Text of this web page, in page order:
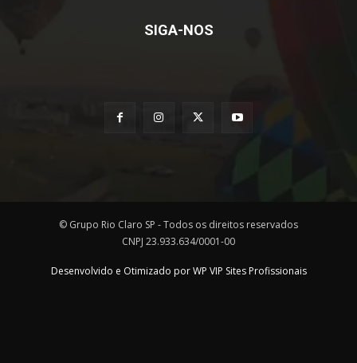
SIGA-NOS
© Grupo Rio Claro SP - Todos os direitos reservados
CNPJ 23.933.634/0001-00
Desenvolvido e Otimizado por WP VIP Sites Profissionais